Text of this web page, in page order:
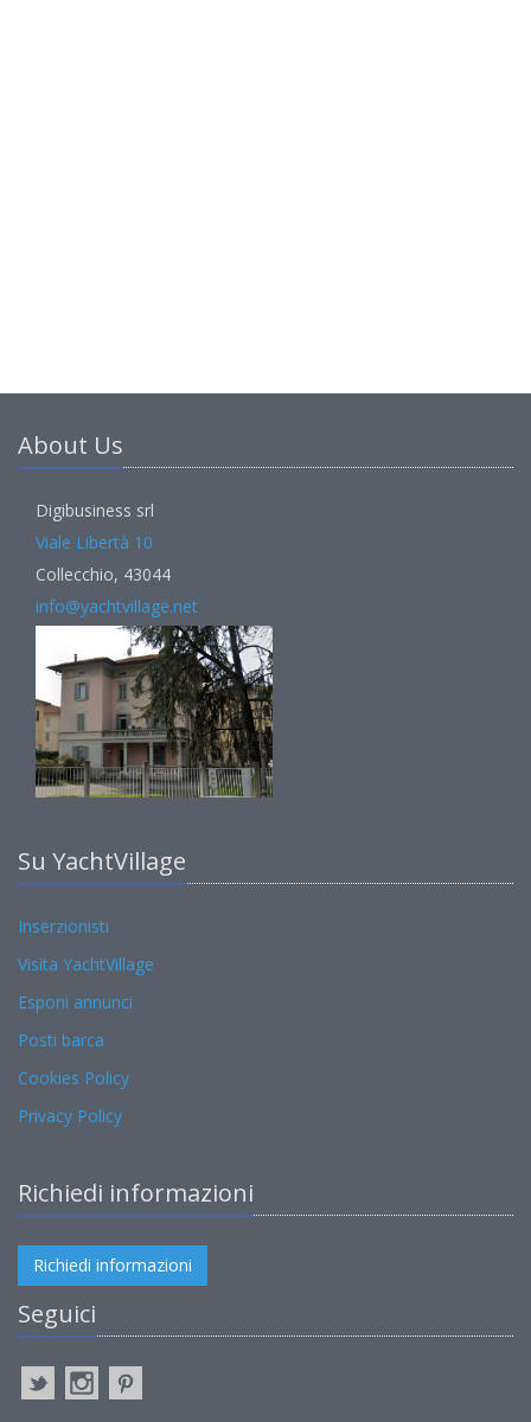
About Us
Digibusiness srl
Viale Libertà 10
Collecchio, 43044
info@yachtvillage.net
Su YachtVillage
Inserzionisti
Visita YachtVillage
Esponi annunci
Posti barca
Cookies Policy
Privacy Policy
Richiedi informazioni
Richiedi informazioni
Seguici